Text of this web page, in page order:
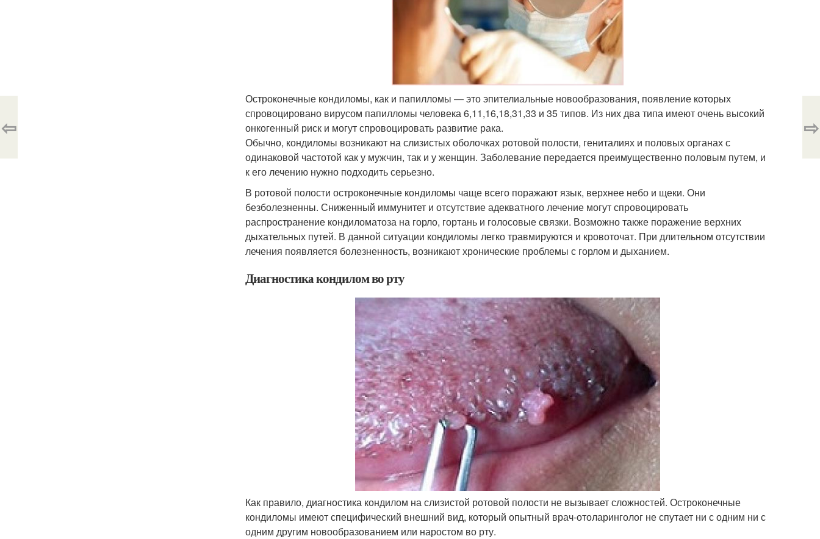
Остроконечные кондиломы, как и папилломы ― это эпителиальные новообразования, появление которых
спровоцировано вирусом папилломы человека 6,11,16,18,31,33 и 35 типов. Из них два типа имеют очень высокий
онкогенный риск и могут спровоцировать развитие рака.
Обычно, кондиломы возникают на слизистых оболочках ротовой полости, гениталиях и половых органах с
одинаковой частотой как у мужчин, так и у женщин. Заболевание передается преимущественно половым путем, и
к его лечению нужно подходить серьезно.
В ротовой полости остроконечные кондиломы чаще всего поражают язык, верхнее небо и щеки. Они
безболезненны. Сниженный иммунитет и отсутствие адекватного лечение могут спровоцировать
распространение кондиломатоза на горло, гортань и голосовые связки. Возможно также поражение верхних
дыхательных путей. В данной ситуации кондиломы легко травмируются и кровоточат. При длительном отсутствии
лечения появляется болезненность, возникают хронические проблемы с горлом и дыханием.
Диагностика кондилом во рту
Как правило, диагностика кондилом на слизистой ротовой полости не вызывает сложностей. Остроконечные
кондиломы имеют специфический внешний вид, который опытный врач-отоларинголог не спутает ни с одним ни с
одним другим новообразованием или наростом во рту.
⇦ ⇨